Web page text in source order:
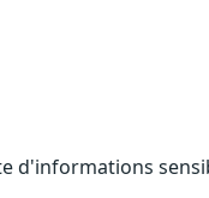
d'informations